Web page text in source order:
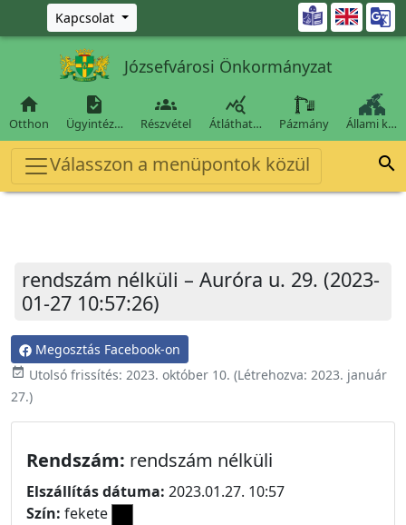
Ugrás a fő tartalomra
Kapcsolat 
Józsefvárosi Önkormányzat

Otthon

Ügyintéz…

Részvétel

Átláthat… Pázmány Állami k…
Válasszon a menüpontok közül 
rendszám nélküli – Auróra u. 29. (2023-
01-27 10:57:26)
Megosztás Facebook-on
event_available Utolsó frissítés: 2023. október 10. (Létrehozva: 2023. január
27.)
Rendszám: rendszám nélküli
Elszállítás dátuma: 2023.01.27. 10:57
Szín: fekete